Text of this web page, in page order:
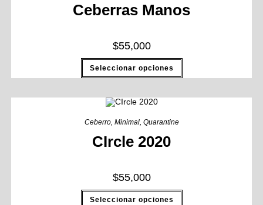
Ceberras Manos
$55,000
Seleccionar opciones
Ceberro, Minimal, Quarantine
CIrcle 2020
$55,000
Seleccionar opciones